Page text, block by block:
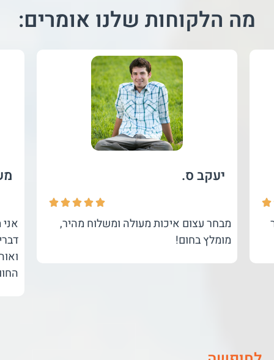
מה הלקוחות שלנו אומרים:

יעקב ס.





מבחר עצום איכות מעולה ומשלוח מהיר,
מומלץ בחום!